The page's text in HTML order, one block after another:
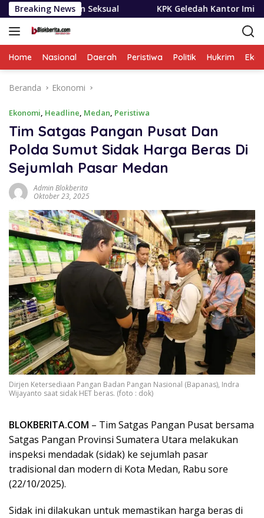
Langsung
ke
konten
Breaking News
Seksual KPK Geledah Kantor Imigrasi Temukan
Home Nasional Daerah Peristiwa Politik Hukrim
Beranda Ekonomi
Ekonomi, Headline, Medan, Peristiwa
Tim Satgas Pangan Pusat Dan
Polda Sumut Sidak Harga Beras Di
Sejumlah Pasar Medan
Admin Blokberita
Oktober 23, 2025
Dirjen Ketersediaan Pangan Badan Pangan Nasional (Bapanas), Indra
Wijayanto saat sidak HET beras. (foto : dok)
BLOKBERITA.COM – Tim Satgas Pangan Pusat bersama
Satgas Pangan Provinsi Sumatera Utara melakukan
inspeksi mendadak (sidak) ke sejumlah pasar
tradisional dan modern di Kota Medan, Rabu sore
(22/10/2025).
Sidak ini dilakukan untuk memastikan harga beras di